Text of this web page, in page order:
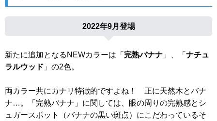
2022年9月登場
新たに追加となるNEWカラーは「 完熟バナナ 」、「 ナチュ
ラルウッド 」の2色。
両カラー共にカナリ特徴的ですよね！ 正に天然木とバナ
ナ…。「完熟バナナ」に関しては、眼の周りの完熟感とシ
ュガースポット（バナナの黒い斑点）にこだわっているそ